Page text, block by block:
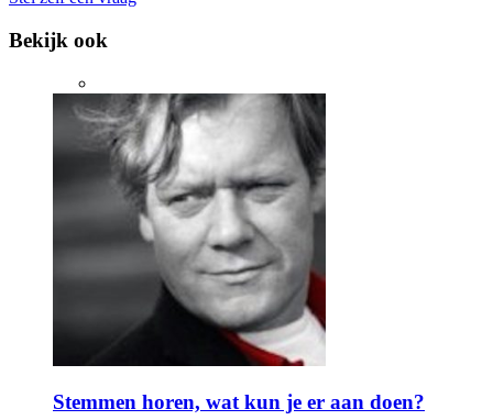
Bekijk ook
Stemmen horen, wat kun je er aan doen?